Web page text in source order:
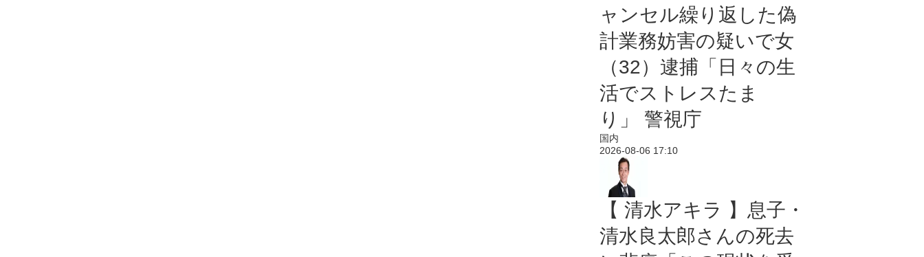
ャンセル繰り返した偽
計業務妨害の疑いで女
（32）逮捕「日々の生
活でストレスたま
り」 警視庁
国内
2026-08-06 17:10
【 清水アキラ 】息子・
清水良太郎さんの死去